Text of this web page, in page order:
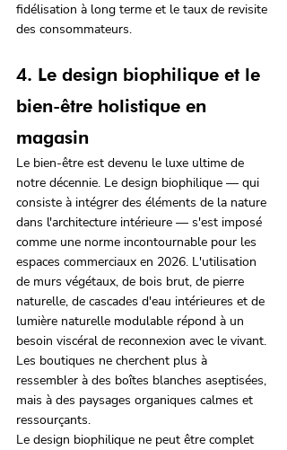
fidélisation à long terme et le taux de revisite
des consommateurs.
4. Le design biophilique et le
bien-être holistique en
magasin
Le bien-être est devenu le luxe ultime de
notre décennie. Le design biophilique — qui
consiste à intégrer des éléments de la nature
dans l'architecture intérieure — s'est imposé
comme une norme incontournable pour les
espaces commerciaux en 2026. L'utilisation
de murs végétaux, de bois brut, de pierre
naturelle, de cascades d'eau intérieures et de
lumière naturelle modulable répond à un
besoin viscéral de reconnexion avec le vivant.
Les boutiques ne cherchent plus à
ressembler à des boîtes blanches aseptisées,
mais à des paysages organiques calmes et
ressourçants.
Le design biophilique ne peut être complet